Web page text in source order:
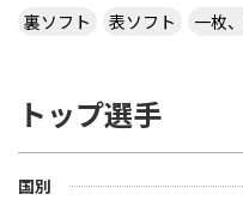
裏ソフト
表ソフト 一枚
トップ選手
国別